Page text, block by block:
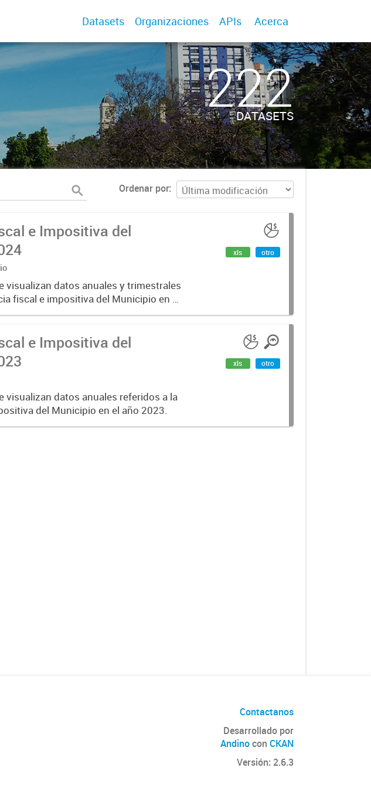
Datasets Organizaciones APIs Acerca
222
DATASETS
Ordenar por
e Impositiva del
visualizan datos anuales y trimestrales
fiscal e impositiva del Municipio en el
xls otro
e Impositiva del
visualizan datos anuales referidos a la
del Municipio en el año 2023.
xls otro
Contactanos
Desarrollado por
Andinocon CKAN
Versión: 2.6.3